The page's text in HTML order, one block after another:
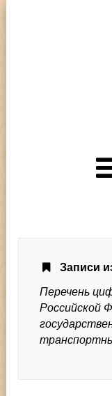
Записи
Перечень
Российской